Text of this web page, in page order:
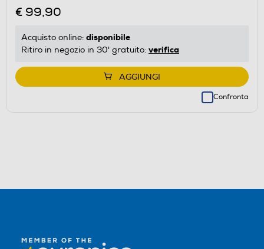
€ 99,90
Acquisto online: disponibile
Ritiro in negozio in 30' gratuito: verifica
AGGIUNGI
Confronta